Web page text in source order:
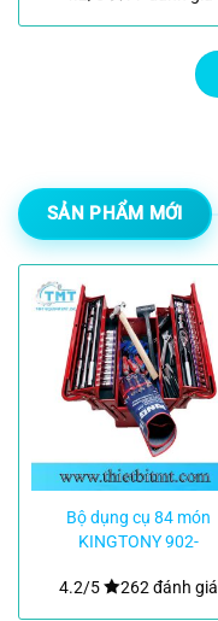
SẢN PHẨM MỚI
Bộ dụng cụ 84 món
KINGTONY 902-
4.2/5
262 đánh giá